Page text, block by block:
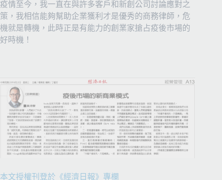
疫情至今，我一直在與許多客戶和新創公司討論應對之
策，我相信能夠幫助企業獲利才是優秀的商務律師，危
機就是轉機，此時正是有能力的創業家搶占疫後市場的
好時機！
本文授權刊登於《經濟日報》專欄